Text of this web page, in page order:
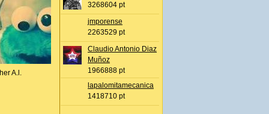
A.l.
3268604 pt
jmporense
2263529 pt
Claudio Antonio Diaz
Muñoz
1966888 pt
lapalomitamecanica
1418710 pt